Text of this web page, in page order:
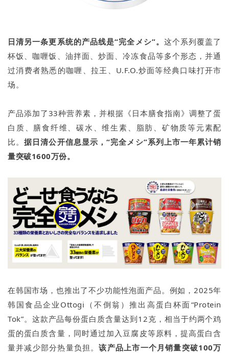
日清另一条更系统的产品线是“完全メシ”。 这个系列覆盖了
杯饭、咖喱饭、油拌面、炒面、冷冻食品等多个形态，并通
过消费者熟悉的咖喱、拉王、U.F.O.炒面等经典口味打开市
场。
产品添加了33种营养素，并根据《日本膳食指南》调整了蛋
白质、膳食纤维、碳水、维生素、脂肪、矿物质等元素配
比。据日清公开信息显示，“完全メシ”系列上市一年累计销
量突破1600万份。
在韩国市场，也推出了不少功能性泡面产品。例如，2025年
韩国食品企业Ottogi（不倒翁）推出高蛋白杯面“Protein
Tok”。这款产品每份蛋白质含量达到12克，相当于约两个鸡
蛋的蛋白质含量，同时通过加入豆腐皮等原料，提高蛋白含
量并减少部分热量负担。该产品上市一个月销量突破100万